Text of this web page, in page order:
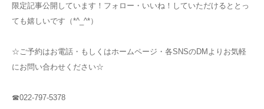
限定記事公開しています！フォロー・いいね！していただけるととっ
ても嬉しいです（*^_^*）
☆ご予約はお電話・もしくはホームページ・各SNSのDMよりお気軽
にお問い合わせください☆
☎022-797-5378